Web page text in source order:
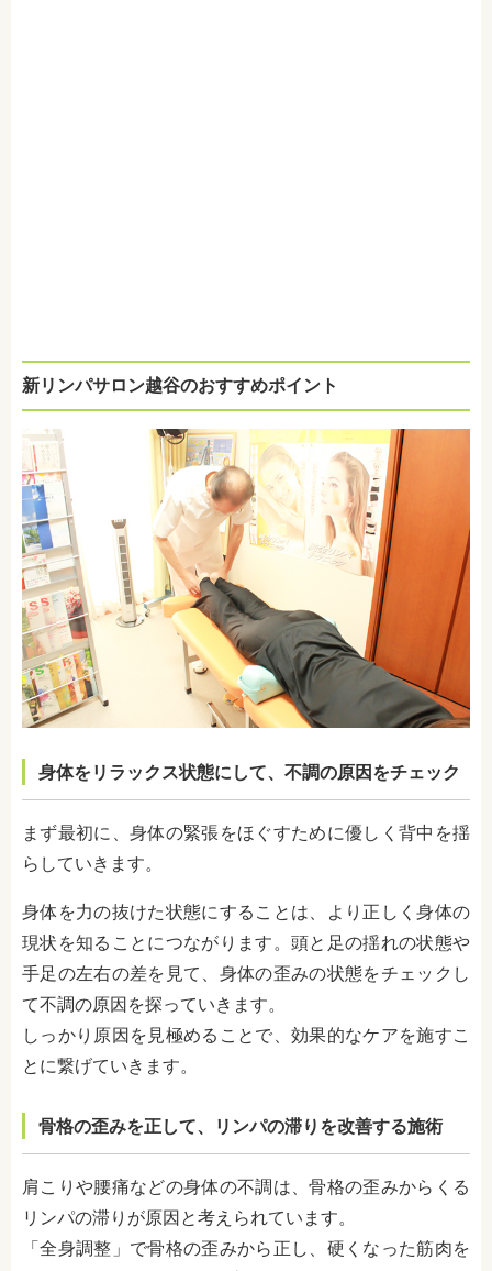
新リンパサロン越谷のおすすめポイント
身体をリラックス状態にして、不調の原因をチェック
まず最初に、身体の緊張をほぐすために優しく背中を揺
らしていきます。
身体を力の抜けた状態にすることは、より正しく身体の
現状を知ることにつながります。頭と足の揺れの状態や
手足の左右の差を見て、身体の歪みの状態をチェックし
て不調の原因を探っていきます。
しっかり原因を見極めることで、効果的なケアを施すこ
とに繋げていきます。
骨格の歪みを正して、リンパの滞りを改善する施術
肩こりや腰痛などの身体の不調は、骨格の歪みからくる
リンパの滞りが原因と考えられています。
「全身調整」で骨格の歪みから正し、硬くなった筋肉を